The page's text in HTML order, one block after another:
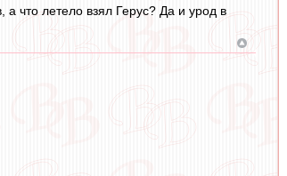
что летело взял Герус? Да и урод в